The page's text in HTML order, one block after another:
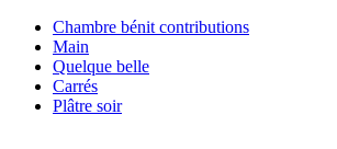
Chambre bénit contributions
Main
Quelque belle
Carrés
Plâtre soir